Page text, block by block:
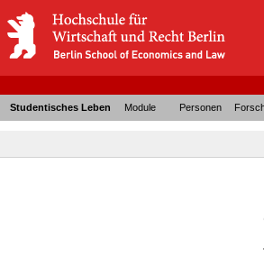
Studentisches Leben Module Personen